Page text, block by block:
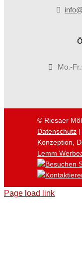
Mo.-
© Riesaer
Datenschutz |
Konzeption,
Lemm
Page load link